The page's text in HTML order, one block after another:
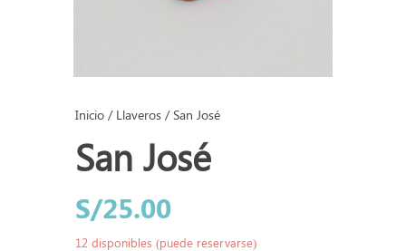
Inicio/ Llaveros/ San José
San José
S/25.00
12 disponibles (puede reservarse)